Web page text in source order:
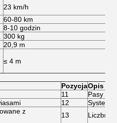
23 km/h
60-80 km
8-10 godzin
300 kg
20,9 m
≤ 4 m
PozycjaOpis
11
Pasy
12
System
z
13
Liczbnik